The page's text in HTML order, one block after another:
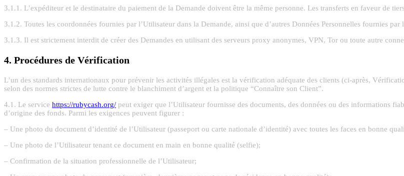
3.1.1. L’expéditeur et le destinataire du paiement de la Demande doivent être la même personne. Les transferts en faveur de
3.1.2. Toutes les coordonnées fournies par l’Utilisateur dans la Demande, ainsi que d’autres Données Personnelles fournies
3.1.3. Il est strictement interdit de créer des Demandes en utilisant des serveurs proxy anonymes, VPN, Tor ou toute autre
4. Procédures de Vérification
L’un des standards internationaux pour prévenir les activités illégales est la vérification adéquate des clients (ci-après,
selon des normes strictes de lutte contre le blanchiment d’argent et la politique “Connaître son Client”.
4.1. Le service https://rubycash.org/ peut exiger que l’Utilisateur fournisse des documents, des données ou des informations
d’origine des fonds. Parmi les exigences peuvent figurer :
– Une photo du document d’identité de l’Utilisateur (passeport ou carte nationale d’identité) avec toutes les faces en bonne
– Une photo de l’Utilisateur tenant ce document en main en bonne qualité (selfie);
– Confirmation de la situation professionnelle de l’Utilisateur;